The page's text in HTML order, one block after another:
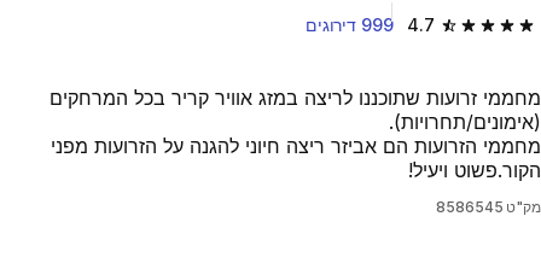
4.7 4.7 out of 5 stars from 999 reviews 999 דירוגים
מחממי זרועות שתוכננו לריצה במזג אוויר קריר בכל המרחקים
(אימונים/תחרויות).
מחממי הזרועות הם אביזר ריצה חיוני להגנה על הזרועות מפני
הקור.פשוט ויעיל!
מק"ט 8586545